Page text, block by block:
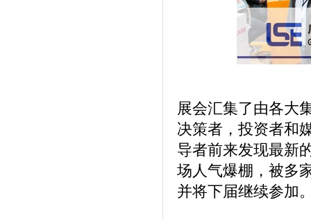
展会汇集了由各大
决策者，投资者和
导者前来发现最新
场人气爆棚，被多
并将下届继续参加